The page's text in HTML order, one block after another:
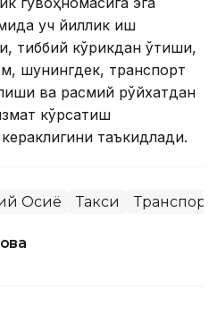
уч йиллик иш
тиббий кўрикдан ўтиши,
шунингдек, транспорт
ва расмий рўйхатдан
кўрсатиш
таъкидлади.
Осиё Такси Транспорт